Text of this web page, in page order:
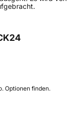
Optionen finden.